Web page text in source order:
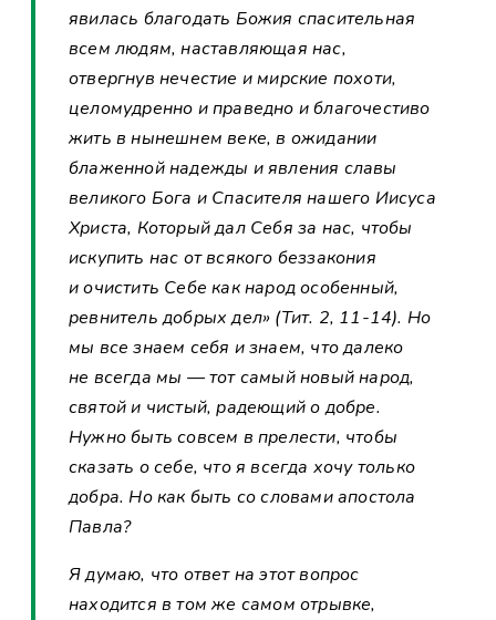
явилась благодать Божия спасительная
всем людям, наставляющая нас,
отвергнув нечестие и мирские похоти,
целомудренно и праведно и благочестиво
жить в нынешнем веке, в ожидании
блаженной надежды и явления славы
великого Бога и Спасителя нашего Иисуса
Христа, Который дал Себя за нас, чтобы
искупить нас от всякого беззакония
и очистить Себе как народ особенный,
ревнитель добрых дел» (Тит. 2, 11-14). Но
мы все знаем себя и знаем, что далеко
не всегда мы — тот самый новый народ,
святой и чистый, радеющий о добре.
Нужно быть совсем в прелести, чтобы
сказать о себе, что я всегда хочу только
добра. Но как быть со словами апостола
Павла?
Я думаю, что ответ на этот вопрос
находится в том же самом отрывке,